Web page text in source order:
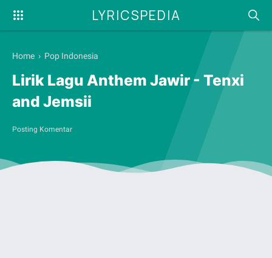
LYRICSPEDIA
Home › Pop Indonesia
Lirik Lagu Anthem Jawir - Tenxi
and Jemsii
Posting Komentar